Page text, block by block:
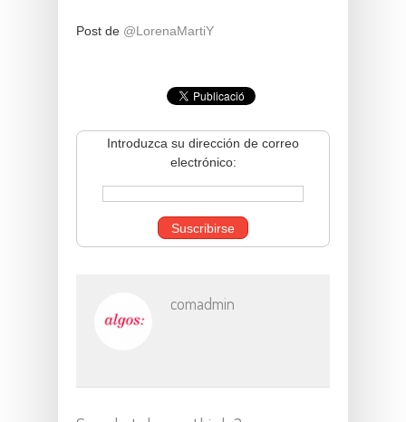
Post de @LorenaMartiY
Introduzca su dirección de correo
electrónico:
comadmin